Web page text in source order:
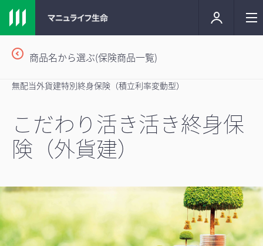
商品名から選ぶ(保険商品一覧)
無配当外貨建特別終身保険（積立利率変動型）
こだわり活き活き終身保
険（外貨建）